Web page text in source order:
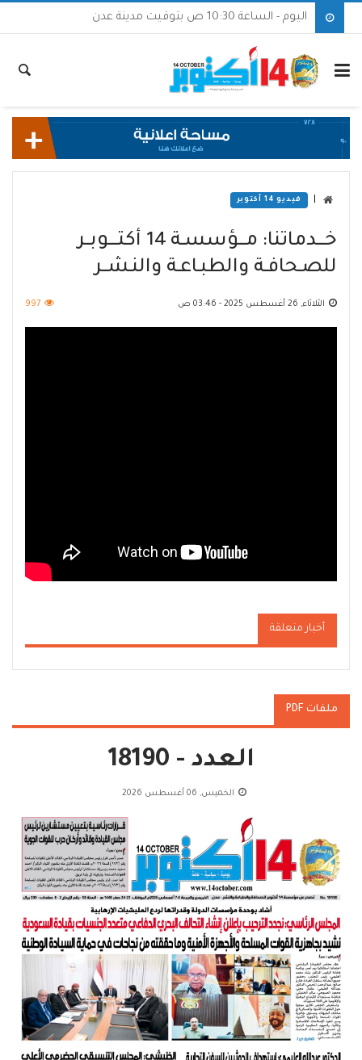
اليوم - الساعة 10:30 ص بتوقيت مدينة عدن
فيديو 14 أكتوبر
خـــدماتنا: مـــؤسسـة 14 أكتــــوبــر
للصـحافـة والطبـاعـة والنـشــر
الثلاثاء, 26 أغسطس 2025 - 03:46 ص 997
أخبار متعلقة
ملفات PDF
العدد - 18190
الخميس, 06 أغسطس 2026